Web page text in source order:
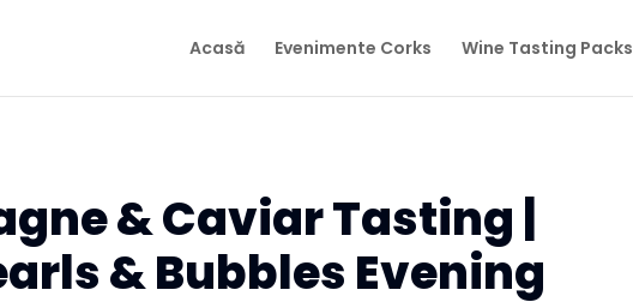
Acasă Evenimente Corks Wine Tasting Packs
& Caviar Tasting |
& Bubbles Evening